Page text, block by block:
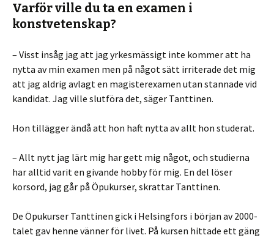
Varför ville du ta en examen i
konstvetenskap?
– Visst insåg jag att jag yrkesmässigt inte kommer att ha
nytta av min examen men på något sätt irriterade det mig
att jag aldrig avlagt en magisterexamen utan stannade vid
kandidat. Jag ville slutföra det, säger Tanttinen.
Hon tillägger ändå att hon haft nytta av allt hon studerat.
– Allt nytt jag lärt mig har gett mig något, och studierna
har alltid varit en givande hobby för mig. En del löser
korsord, jag går på Öpukurser, skrattar Tanttinen.
De Öpukurser Tanttinen gick i Helsingfors i början av 2000-
talet gav henne vänner för livet. På kursen hittade ett gäng